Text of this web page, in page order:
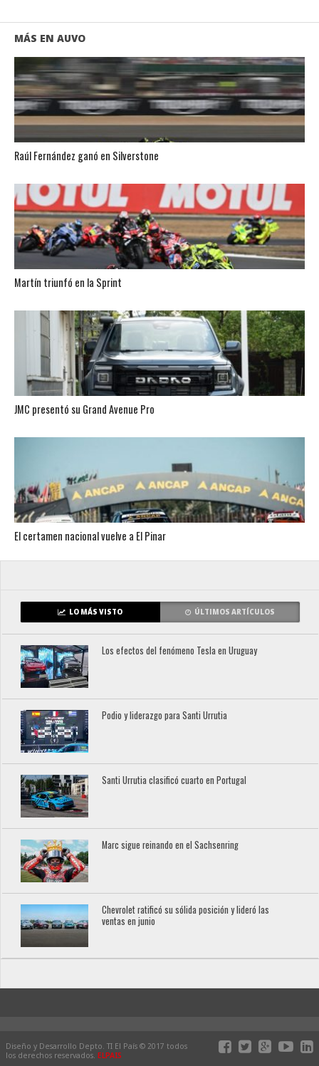
MÁS EN AUVO
Raúl Fernández ganó en Silverstone
Martín triunfó en la Sprint
JMC presentó su Grand Avenue Pro
El certamen nacional vuelve a El Pinar
LO MÁS VISTO ÚLTIMOS ARTÍCULOS
Los efectos del fenómeno Tesla en Uruguay
Podio y liderazgo para Santi Urrutia
Santi Urrutia clasificó cuarto en Portugal
Marc sigue reinando en el Sachsenring
Chevrolet ratificó su sólida posición y lideró las
ventas en junio
Diseño y Desarrollo Depto. TI El País © 2017 todos
los derechos reservados. ELPAIS